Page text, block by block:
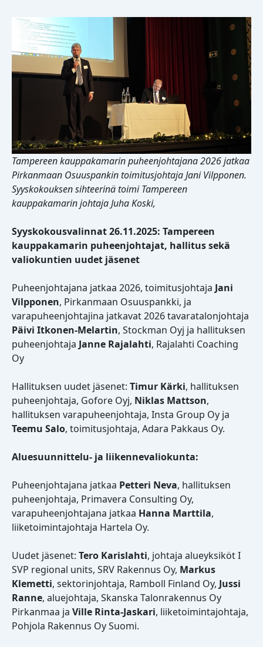
Tampereen kauppakamarin puheenjohtajana 2026 jatkaa
Pirkanmaan Osuuspankin toimitusjohtaja Jani Vilpponen.
Syyskokouksen sihteerinä toimi Tampereen
kauppakamarin johtaja Juha Koski,
Syyskokousvalinnat 26.11.2025: Tampereen
kauppakamarin puheenjohtajat, hallitus sekä
valiokuntien uudet jäsenet
Puheenjohtajana jatkaa 2026, toimitusjohtaja Jani
Vilpponen, Pirkanmaan Osuuspankki, ja
varapuheenjohtajina jatkavat 2026 tavaratalonjohtaja
Päivi Itkonen-Melartin, Stockman Oyj ja hallituksen
puheenjohtaja Janne Rajalahti, Rajalahti Coaching
Oy
Hallituksen uudet jäsenet: Timur Kärki, hallituksen
puheenjohtaja, Gofore Oyj, Niklas Mattson,
hallituksen varapuheenjohtaja, Insta Group Oy ja
Teemu Salo, toimitusjohtaja, Adara Pakkaus Oy.
Aluesuunnittelu- ja liikennevaliokunta:
Puheenjohtajana jatkaa Petteri Neva, hallituksen
puheenjohtaja, Primavera Consulting Oy,
varapuheenjohtajana jatkaa Hanna Marttila,
liiketoimintajohtaja Hartela Oy.
Uudet jäsenet: Tero Karislahti, johtaja alueyksiköt I
SVP regional units, SRV Rakennus Oy, Markus
Klemetti, sektorinjohtaja, Ramboll Finland Oy, Jussi
Ranne, aluejohtaja, Skanska Talonrakennus Oy
Pirkanmaa ja Ville Rinta-Jaskari, liiketoimintajohtaja,
Pohjola Rakennus Oy Suomi.